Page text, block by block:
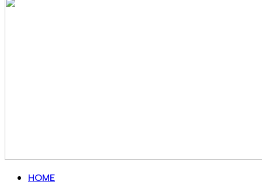
HOME